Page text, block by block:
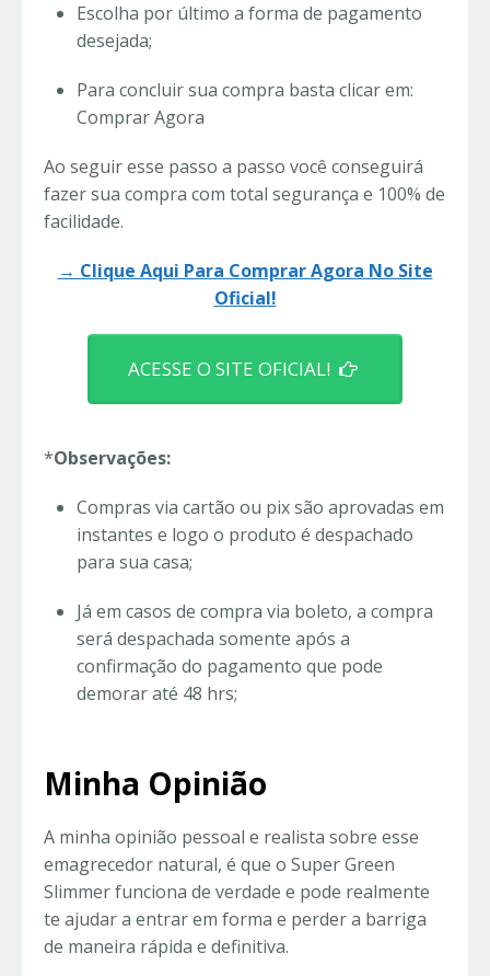
Escolha por último a forma de pagamento
desejada;
Para concluir sua compra basta clicar em:
Comprar Agora
Ao seguir esse passo a passo você conseguirá
fazer sua compra com total segurança e 100% de
facilidade.
→ Clique Aqui Para Comprar Agora No Site
Oficial!
ACESSE O SITE OFICIAL!
*Observações:
Compras via cartão ou pix são aprovadas em
instantes e logo o produto é despachado
para sua casa;
Já em casos de compra via boleto, a compra
será despachada somente após a
confirmação do pagamento que pode
demorar até 48 hrs;
Minha Opinião
A minha opinião pessoal e realista sobre esse
emagrecedor natural, é que o Super Green
Slimmer funciona de verdade e pode realmente
te ajudar a entrar em forma e perder a barriga
de maneira rápida e definitiva.